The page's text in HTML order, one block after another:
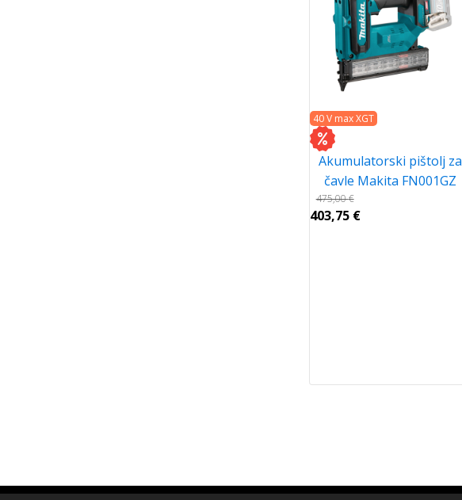
40 V max XGT
Akumulatorski pištolj za
čavle Makita FN001GZ
475,00€
403,75 €